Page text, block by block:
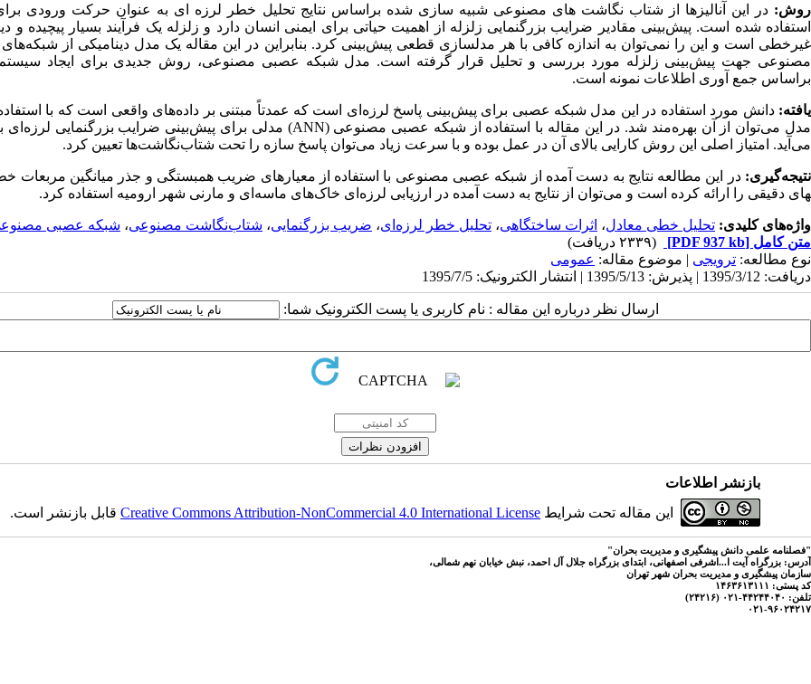
روش: در این آنالیزها از شتاب نگاشت های مصنوعی شبیه سازی شده براساس نتایج تحلیل خطر لرزه ای به عنوان حرکت ورودی برای
استفاده شده است. پیش‌بینی مقادیر ضرایب بزرگنمایی زلزله از اهمیت حیاتی برای ایمنی انسان دارد و زلزله یک فرآیند بسیار پیچیده و
غیرخطی است و این را نمی‌توان به اندازه کافی با هر مدلسازی قطعی پیش‌بینی کرد. بنابراین در این مقاله یک مدل دینامیکی از
مصنوعی جهت پیش‌بینی زلزله مورد بررسی و تحلیل قرار گرفته است. مدل شبکه عصبی مصنوعی، روش جدیدی برای ایجاد
براساس جمع آوری اطلاعات نمونه است.
یافته: دانش مورد استفاده در این مدل شبکه عصبی برای پیش‌بینی پاسخ لرزه‌ای است که عمدتاً مبتنی بر داده‌های واقعی است که با استفاده
مدل می‌توان از آن بهره‌مند شد. در این مقاله با استفاده از شبکه عصبی مصنوعی (ANN) مدلی برای پیش‌بینی ضرایب بزرگنمایی
می‌آید. امتیاز اصلی این روش کارایی بالای آن در عمل بوده و با سرعت زیاد می‌توان پاسخ سازه را تحت شتاب‌نگاشت‌ها تعیین کرد.
نتیجه‌گیری:در این مطالعه نتایج به دست آمده از شبکه عصبی مصنوعی با استفاده از معیارهای ضریب همبستگی و جذر میانگین مربعات
های دقیقی را ارائه کرده است و می‌توان از نتایج به دست آمده در ارزیابی لرزه‌ای خاک‌های ماسه‌ای و مارنی شهر ارومیه استفاده کرد.
واژه‌های کلیدی: تحلیل خطی معادل، اثرات ساختگاهی، تحلیل خطر لرزه‌ای، ضریب بزرگنمایی، شتاب‌نگاشت مصنوعی، شبکه عصبی
متن کامل [PDF 937 kb]
(۲۳۳۹ دریافت)
نوع مطالعه: ترویجی | موضوع مقاله: عمومى
دریافت: 1395/3/12 | پذیرش: 1395/5/13 | انتشار الکترونیک: 1395/7/5
ارسال نظر درباره این مقاله : نام کاربری یا پست الکترونیک شما:
بازنشر اطلاعات
این مقاله تحت شرایط Creative Commons Attribution-NonCommercial 4.0 International Licenseقابل بازنشر است.
"فصلنامه علمی دانش پیشگیری و مدیریت بحران"
آدرس: بزرگراه آیت ا...اشرفی اصفهانی، ابتدای بزرگراه جلال آل احمد، نبش خیابان نهم شمالی،
سازمان پیشگیری و مدیریت بحران شهر تهران
کد پستی: ۱۴۶۳۶۱۳۱۱۱
تلفن: ۴۴۲۴۴۰۴۰-۰۲۱ (۲۴۲۱۶)
۰۲۱-۹۶۰۲۴۲۱۷